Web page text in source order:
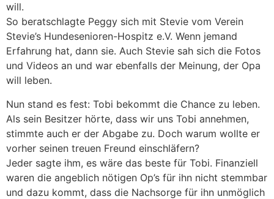
will.
So beratschlagte Peggy sich mit Stevie vom Verein
Stevie’s Hundesenioren-Hospitz e.V. Wenn jemand
Erfahrung hat, dann sie. Auch Stevie sah sich die Fotos
und Videos an und war ebenfalls der Meinung, der Opa
will leben.
Nun stand es fest: Tobi bekommt die Chance zu leben.
Als sein Besitzer hörte, dass wir uns Tobi annehmen,
stimmte auch er der Abgabe zu. Doch warum wollte er
vorher seinen treuen Freund einschläfern?
Jeder sagte ihm, es wäre das beste für Tobi. Finanziell
waren die angeblich nötigen Op’s für ihn nicht stemmbar
und dazu kommt, dass die Nachsorge für ihn unmöglich